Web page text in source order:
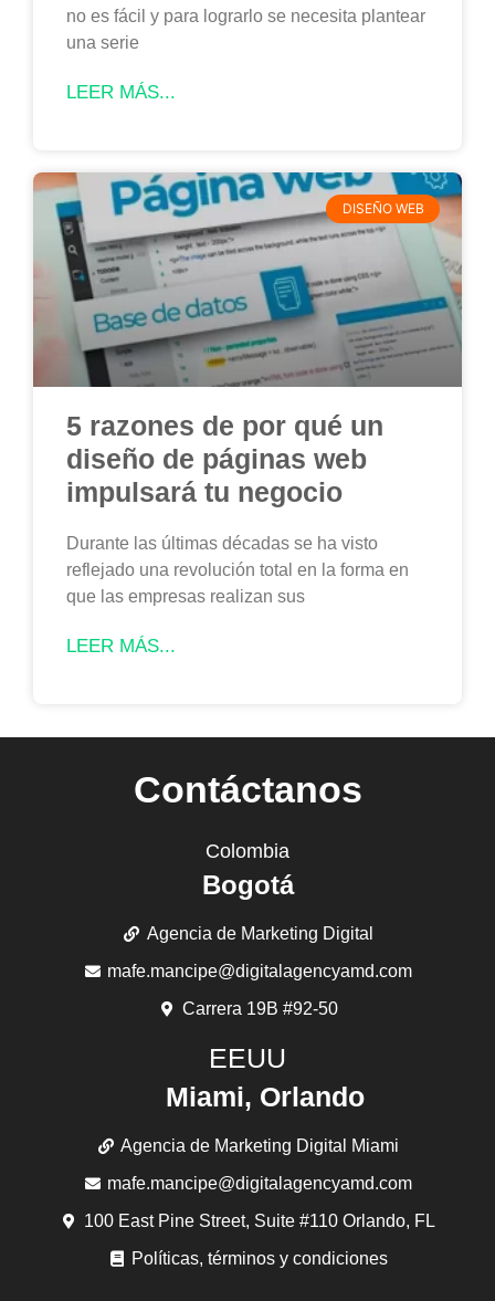
no es fácil y para lograrlo se necesita plantear
una serie
LEER MÁS...
DISEÑO WEB
5 razones de por qué un
diseño de páginas web
impulsará tu negocio
Durante las últimas décadas se ha visto
reflejado una revolución total en la forma en
que las empresas realizan sus
LEER MÁS...
Contáctanos
Colombia
Bogotá
Agencia de Marketing Digital
mafe.mancipe@digitalagencyamd.com
Carrera 19B #92-50
EEUU
Miami, Orlando
Agencia de Marketing Digital Miami
mafe.mancipe@digitalagencyamd.com
100 East Pine Street, Suite #110 Orlando, FL
Políticas, términos y condiciones